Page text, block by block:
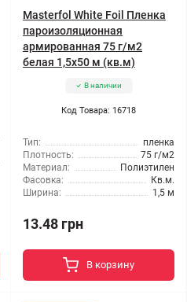
Masterfol White Foil Пленка
пароизоляционная
армированная 75 г/м2
белая 1,5x50 м (кв.м)
В наличии
Код Товара: 16718
Тип:
пленка
Плотность:
75 г/м2
Материал:
Полиэтилен
Фасовка:
Кв.м.
Ширина:
1,5 м
13.48 грн
В корзину